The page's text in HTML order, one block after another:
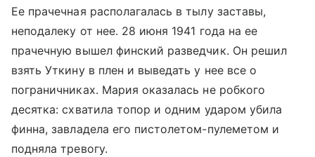
Ее прачечная располагалась в тылу заставы,
неподалеку от нее. 28 июня 1941 года на ее
прачечную вышел финский разведчик. Он решил
взять Уткину в плен и выведать у нее все о
пограничниках. Мария оказалась не робкого
десятка: схватила топор и одним ударом убила
финна, завладела его пистолетом-пулеметом и
подняла тревогу.